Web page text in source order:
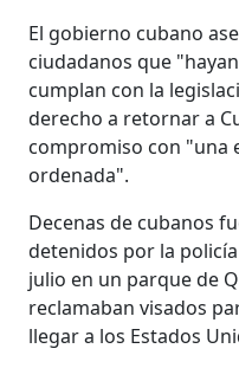
El gobierno cubano
ciudadanos que
cumplan con la
derecho a retornar a
compromiso con "una
ordenada".
Decenas de cubanos
detenidos por la
julio en un parque de
reclamaban visados
llegar a los Estados